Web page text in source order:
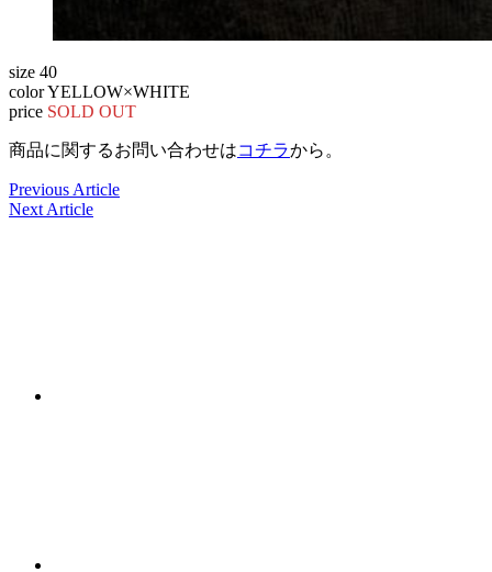
size 40
color YELLOW×WHITE
price SOLD OUT
商品に関するお問い合わせはコチラから。
Previous Article
Next Article